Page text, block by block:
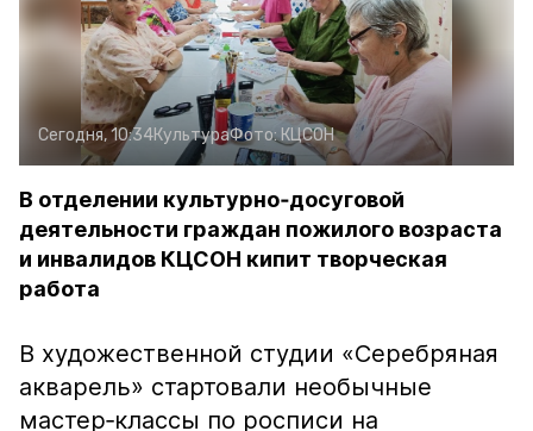
Сегодня, 10:34КультураФото:КЦСОН
В отделении культурно‑досуговой
деятельности граждан пожилого возраста
и инвалидов КЦСОН кипит творческая
работа
В художественной студии «Серебряная
акварель» стартовали необычные
мастер‑классы по росписи на